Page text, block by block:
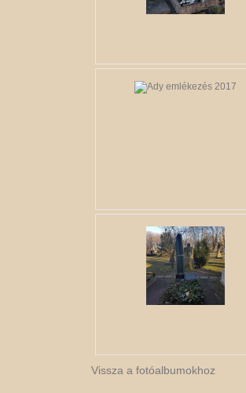
Vissza a fotóalbumokhoz